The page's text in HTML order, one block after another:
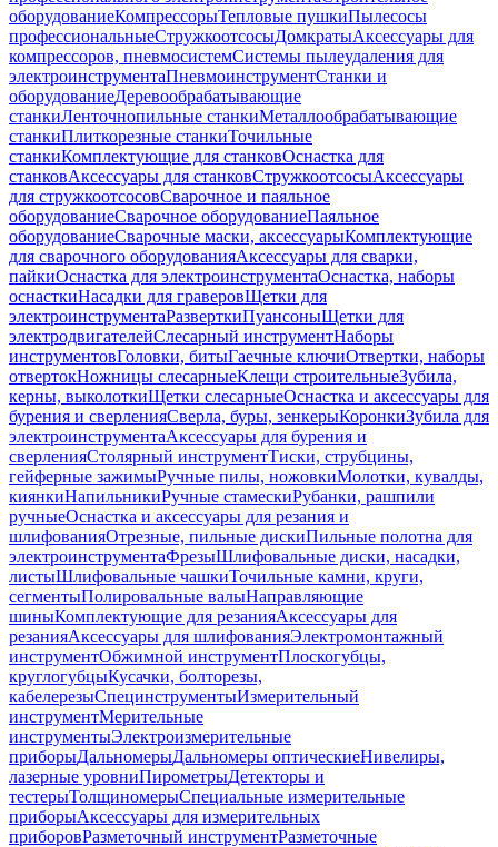
оборудованиеКомпрессорыТепловые пушкиПылесосы
профессиональныеСтружкоотсосыДомкратыАксессуары для
компрессоров, пневмосистемСистемы пылеудаления для
электроинструментаПневмоинструментСтанки и
оборудованиеДеревообрабатывающие
станкиЛенточнопильные станкиМеталлообрабатывающие
станкиПлиткорезные станкиТочильные
станкиКомплектующие для станковОснастка для
станковАксессуары для станковСтружкоотсосыАксессуары
для стружкоотсосовСварочное и паяльное
оборудованиеСварочное оборудованиеПаяльное
оборудованиеСварочные маски, аксессуарыКомплектующие
для сварочного оборудованияАксессуары для сварки,
пайкиОснастка для электроинструментаОснастка, наборы
оснасткиНасадки для граверовЩетки для
электроинструментаРазверткиПуансоныЩетки для
электродвигателейСлесарный инструментНаборы
инструментовГоловки, битыГаечные ключиОтвертки, наборы
отвертокНожницы слесарныеКлещи строительныеЗубила,
керны, выколоткиЩетки слесарныеОснастка и аксессуары для
бурения и сверленияСверла, буры, зенкерыКоронкиЗубила для
электроинструментаАксессуары для бурения и
сверленияСтолярный инструментТиски, струбцины,
гейферные зажимыРучные пилы, ножовкиМолотки, кувалды,
киянкиНапильникиРучные стамескиРубанки, рашпили
ручныеОснастка и аксессуары для резания и
шлифованияОтрезные, пильные дискиПильные полотна для
электроинструментаФрезыШлифовальные диски, насадки,
листыШлифовальные чашкиТочильные камни, круги,
сегментыПолировальные валыНаправляющие
шиныКомплектующие для резанияАксессуары для
резанияАксессуары для шлифованияЭлектромонтажный
инструментОбжимной инструментПлоскогубцы,
круглогубцыКусачки, болторезы,
кабелерезыСпецинструментыИзмерительный
инструментМерительные
инструментыЭлектроизмерительные
приборыДальномерыДальномеры оптическиеНивелиры,
лазерные уровниПирометрыДетекторы и
тестерыТолщиномерыСпециальные измерительные
приборыАксессуары для измерительных
приборовРазметочный инструментРазметочные